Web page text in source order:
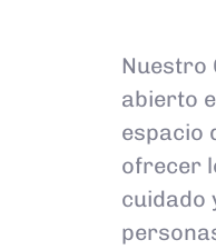
Nuestro
abierto
espacio
ofrecer
cuidado